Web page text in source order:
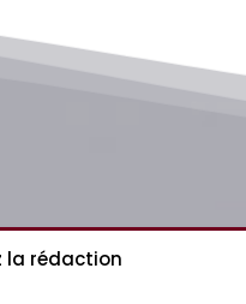
la rédaction